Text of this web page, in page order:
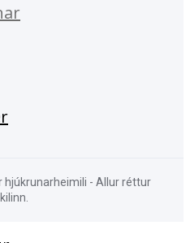
- Allur réttur